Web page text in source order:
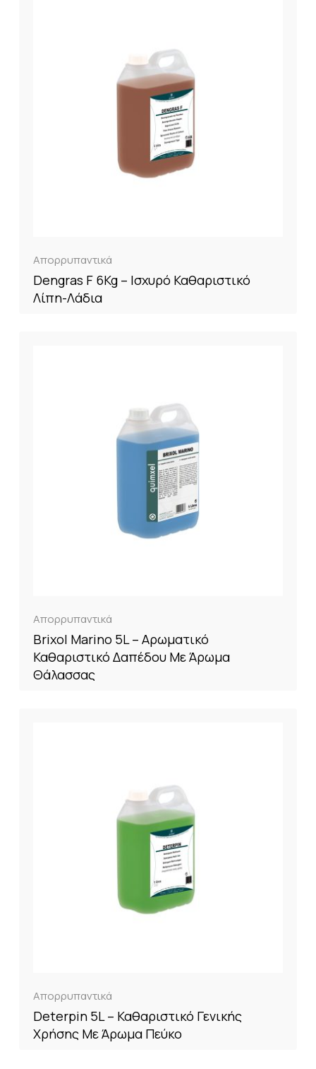
Απορρυπαντικά
Dengras F 6Kg – Ισχυρό Καθαριστικό
Λίπη-Λάδια
Απορρυπαντικά
Brixol Marino 5L – Αρωματικό
Καθαριστικό Δαπέδου Με Άρωμα
Θάλασσας
Απορρυπαντικά
Deterpin 5L – Καθαριστικό Γενικής
Χρήσης Με Άρωμα Πεύκο